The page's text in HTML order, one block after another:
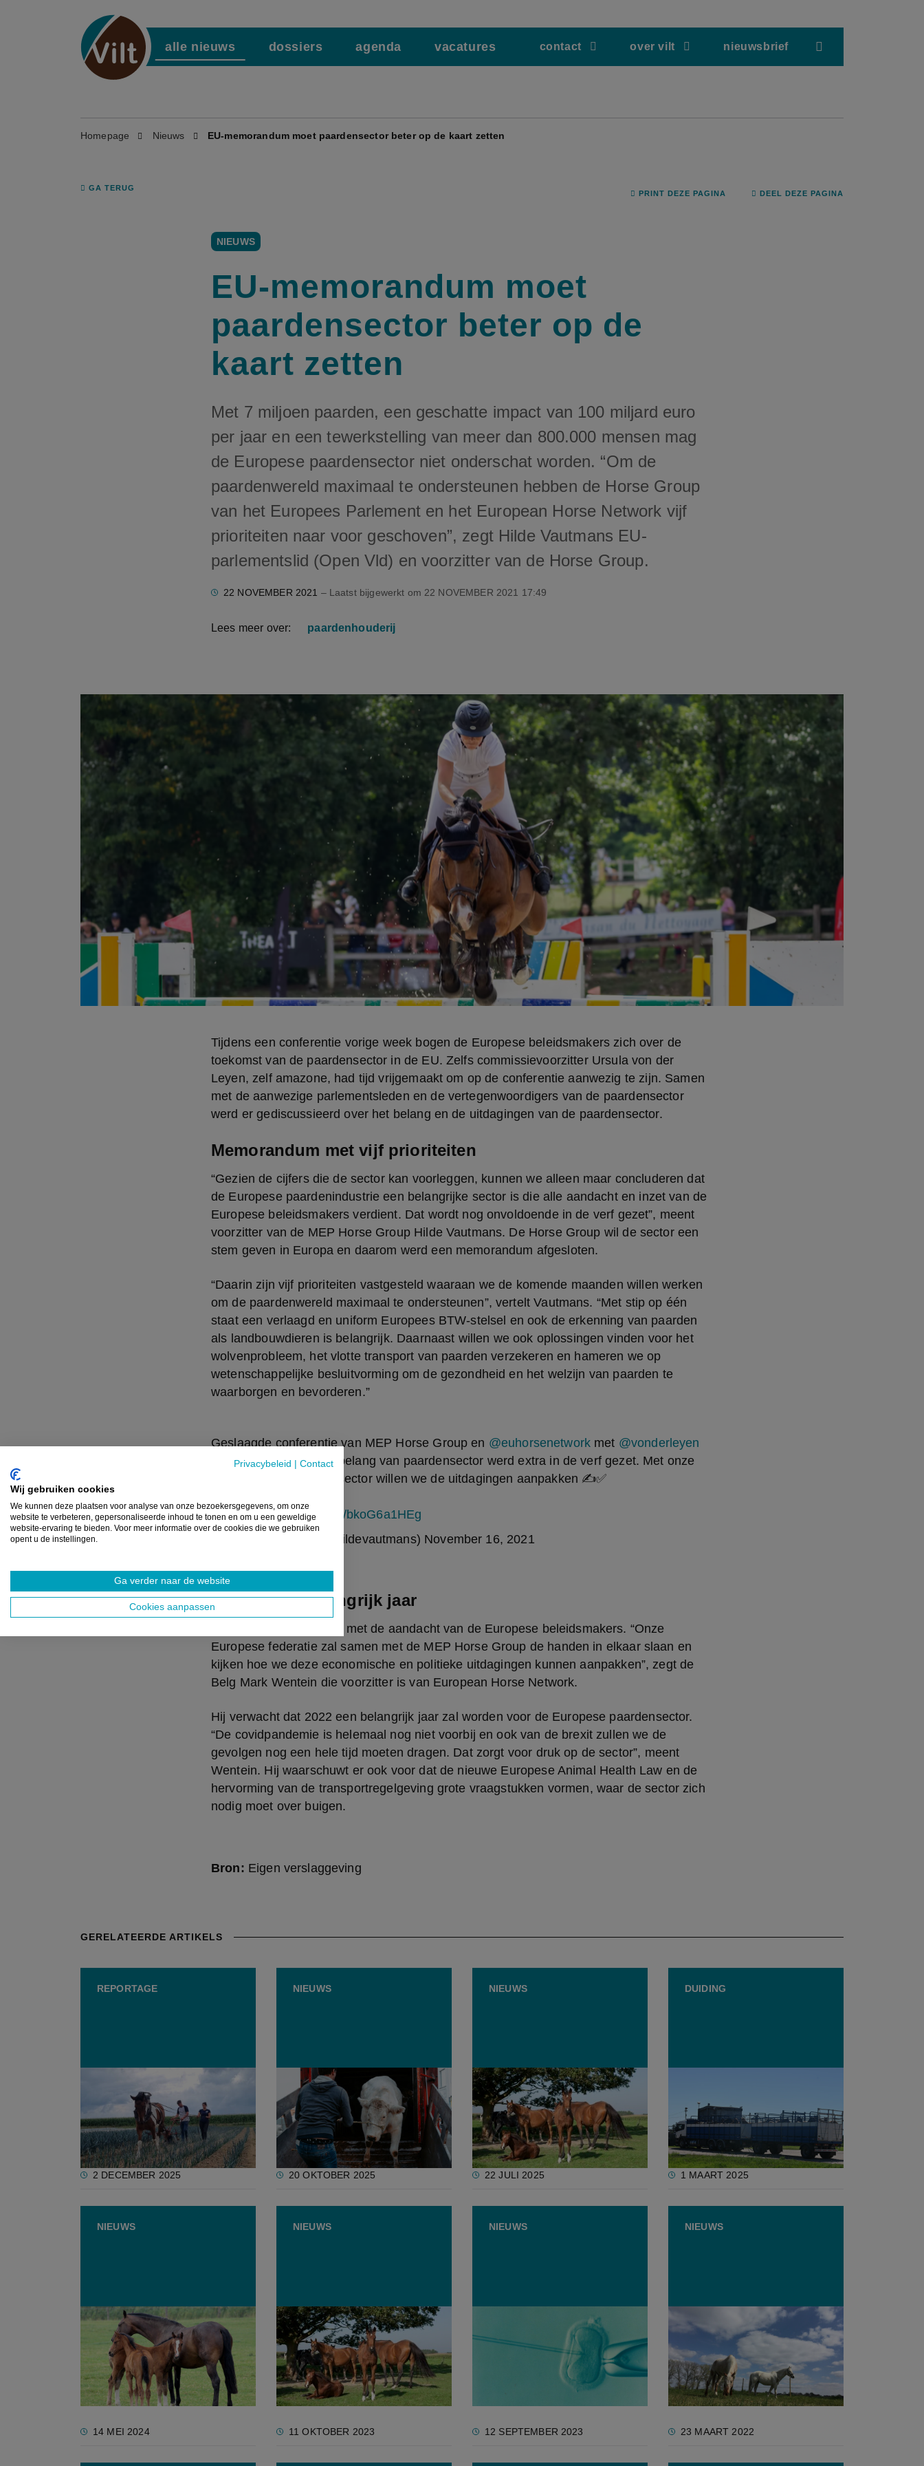
Privacybeleid Contact
Wij gebruiken cookies
We kunnen deze plaatsen voor analyse van onze bezoekersgegevens, om onze
website te verbeteren, gepersonaliseerde inhoud te tonen en om u een geweldige
website-ervaring te bieden. Voor meer informatie over de cookies die we gebruiken
opent u de instellingen.
Ga verder naar de website
Cookies aanpassen
alle nieuws dossiers agenda vacatures contact over vilt nieuwsbrief
Homepage Nieuws EU-memorandum moet paardensector beter op de kaart zetten
GA TERUG
PRINT DEZE PAGINA DEEL DEZE PAGINA
NIEUWS
EU-memorandum moet
paardensector beter op de
kaart zetten
Met 7 miljoen paarden, een geschatte impact van 100 miljard euro
per jaar en een tewerkstelling van meer dan 800.000 mensen mag
de Europese paardensector niet onderschat worden. “Om de
paardenwereld maximaal te ondersteunen hebben de Horse Group
van het Europees Parlement en het European Horse Network vijf
prioriteiten naar voor geschoven”, zegt Hilde Vautmans EU-
parlementslid (Open Vld) en voorzitter van de Horse Group.
22 NOVEMBER 2021 – Laatst bijgewerkt om 22 NOVEMBER 2021 17:49
Lees meer over: paardenhouderij
Tijdens een conferentie vorige week bogen de Europese beleidsmakers zich over de
toekomst van de paardensector in de EU. Zelfs commissievoorzitter Ursula von der
Leyen, zelf amazone, had tijd vrijgemaakt om op de conferentie aanwezig te zijn. Samen
met de aanwezige parlementsleden en de vertegenwoordigers van de paardensector
werd er gediscussieerd over het belang en de uitdagingen van de paardensector.
Memorandum met vijf prioriteiten
“Gezien de cijfers die de sector kan voorleggen, kunnen we alleen maar concluderen dat
de Europese paardenindustrie een belangrijke sector is die alle aandacht en inzet van de
Europese beleidsmakers verdient. Dat wordt nog onvoldoende in de verf gezet”, meent
voorzitter van de MEP Horse Group Hilde Vautmans. De Horse Group wil de sector een
stem geven in Europa en daarom werd een memorandum afgesloten.
“Daarin zijn vijf prioriteiten vastgesteld waaraan we de komende maanden willen werken
om de paardenwereld maximaal te ondersteunen”, vertelt Vautmans. “Met stip op één
staat een verlaagd en uniform Europees BTW-stelsel en ook de erkenning van paarden
als landbouwdieren is belangrijk. Daarnaast willen we ook oplossingen vinden voor het
wolvenprobleem, het vlotte transport van paarden verzekeren en hameren we op
wetenschappelijke besluitvorming om de gezondheid en het welzijn van paarden te
waarborgen en bevorderen.”
Geslaagde conferentie van MEP Horse Group en @euhorsenetwork met @vonderleyen
vandaag! Economisch belang van paardensector werd extra in de verf gezet. Met onze
vijf prioriteiten voor de sector willen we de uitdagingen aanpakken ✍️✅
Lees meer ⬇️https://t.co/bkoG6a1HEg
— Hilde Vautmans (@hildevautmans) November 16, 2021
2022 wordt belangrijk jaar
De paardensector is blij met de aandacht van de Europese beleidsmakers. “Onze
Europese federatie zal samen met de MEP Horse Group de handen in elkaar slaan en
kijken hoe we deze economische en politieke uitdagingen kunnen aanpakken”, zegt de
Belg Mark Wentein die voorzitter is van European Horse Network.
Hij verwacht dat 2022 een belangrijk jaar zal worden voor de Europese paardensector.
“De covidpandemie is helemaal nog niet voorbij en ook van de brexit zullen we de
gevolgen nog een hele tijd moeten dragen. Dat zorgt voor druk op de sector”, meent
Wentein. Hij waarschuwt er ook voor dat de nieuwe Europese Animal Health Law en de
hervorming van de transportregelgeving grote vraagstukken vormen, waar de sector zich
nodig moet over buigen.
Bron: Eigen verslaggeving
GERELATEERDE ARTIKELS
REPORTAGE
Van hoofdrolspeler naar
belangrijke niche: Belgisch
trekpaard blijft van waarde in
land- en tuinbouw
2 DECEMBER 2025
NIEUWS
Voor het eerst in 700 jaar geen
koeien op wintermarkt Sint-
Lievens-Houtem door IBR
20 OKTOBER 2025
NIEUWS
Tweede geval van
moeraskoorts bij paarden in
België dit jaar
22 JULI 2025
DUIDING
tegen dierenactivisten over
“lastercampagne”
paardenvlees
1 MAART 2025
NIEUWS
Geen stikstofreductiedoelen
voor paardenhouders, mogen
ze dan zomaar uitbreiden?
14 MEI 2024
NIEUWS
Rechtbank oordeelt dat
dierenrechtenorganisaties
filmpje over Argentijns
paardenvlees niet offline
moeten halen
11 OKTOBER 2023
NIEUWS
Europese primeur: allereerste
IVF-veulen geboren in Gent
12 SEPTEMBER 2023
NIEUWS
Paardenweides moeten
voortaan geregistreerd worden
23 MAART 2022